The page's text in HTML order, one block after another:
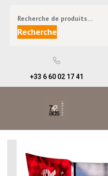
Recherche
+33 6 60 02 17 41